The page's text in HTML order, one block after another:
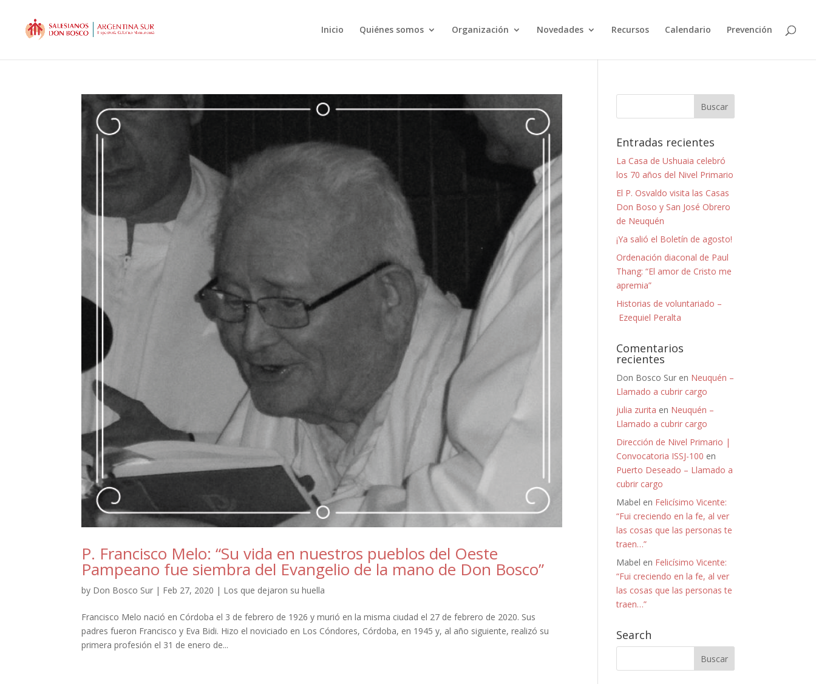
Inicio Quiénes somos Organización Novedades Recursos Calendario Prevención
P. Francisco Melo: “Su vida en nuestros pueblos del Oeste
Pampeano fue siembra del Evangelio de la mano de Don Bosco”
by Don Bosco Sur | Feb 27, 2020 | Los que dejaron su huella
Francisco Melo nació en Córdoba el 3 de febrero de 1926 y murió en la misma ciudad el 27 de febrero de 2020. Sus
padres fueron Francisco y Eva Bidi. Hizo el noviciado en Los Cóndores, Córdoba, en 1945 y, al año siguiente, realizó su
primera profesión el 31 de enero de...
Entradas recientes
La Casa de Ushuaia celebró
los 70 años del Nivel Primario
El P. Osvaldo visita las Casas
Don Boso y San José Obrero
de Neuquén
¡Ya salió el Boletín de agosto!
Ordenación diaconal de Paul
Thang: “El amor de Cristo me
apremia”
Historias de voluntariado –
Ezequiel Peralta
Comentarios
recientes
Don Bosco Sur en Neuquén –
Llamado a cubrir cargo
julia zurita en Neuquén –
Llamado a cubrir cargo
Dirección de Nivel Primario |
Convocatoria ISSJ-100 en
Puerto Deseado – Llamado a
cubrir cargo
Mabel en Felicísimo Vicente:
“Fui creciendo en la fe, al ver
las cosas que las personas te
traen…”
Mabel en Felicísimo Vicente:
“Fui creciendo en la fe, al ver
las cosas que las personas te
traen…”
Search